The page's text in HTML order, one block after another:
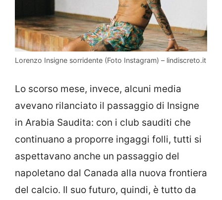
Lorenzo Insigne sorridente (Foto Instagram) – lindiscreto.it
Lo scorso mese, invece, alcuni media
avevano rilanciato il passaggio di Insigne
in Arabia Saudita: con i club sauditi che
continuano a proporre ingaggi folli, tutti si
aspettavano anche un passaggio del
napoletano dal Canada alla nuova frontiera
del calcio. Il suo futuro, quindi, è tutto da